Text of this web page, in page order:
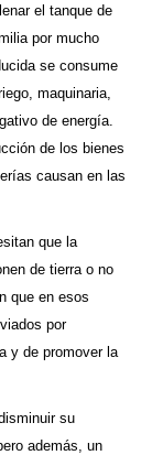
el tanque de
por mucho
se consume
maquinaria,
de energía.
de los bienes
causan en las
que la
de tierra o no
que en esos
por
y de promover la
su
además, un